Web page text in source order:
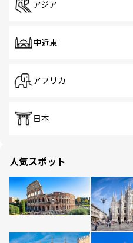
アジア
中近東
アフリカ
日本
人気スポット